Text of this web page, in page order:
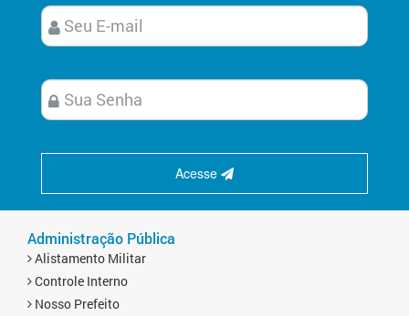
Acesse
Administração Pública
Alistamento Militar
Controle Interno
Nosso Prefeito